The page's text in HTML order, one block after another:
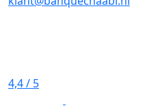
4,4/ 5